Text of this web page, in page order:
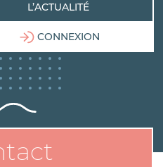
L’ACTUALITÉ
CONNEXION